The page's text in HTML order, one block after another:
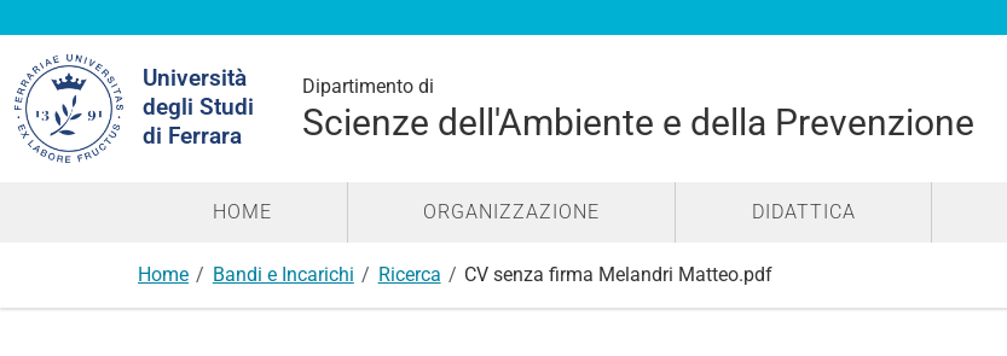
Università
degli Studi
di Ferrara
Dipartimento di
Scienze dell'Ambiente e della Prevenzione
nel
sito
HOME ORGANIZZAZIONE DIDATTICA
Home Bandi e Incarichi Ricerca CV senza firma Melandri Matteo.pdf